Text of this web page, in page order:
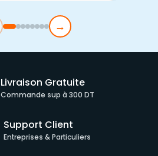
→
Livraison Gratuite
Commande sup à 300 DT
Support Client
Entreprises & Particuliers